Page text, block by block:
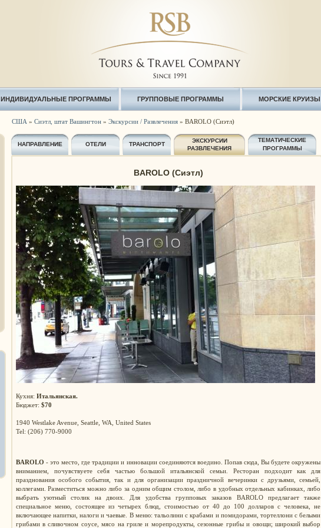
ИНДИВИДУАЛЬНЫЕ ПРОГРАММЫ ГРУППОВЫЕ ПРОГРАММЫ МОРСКИЕ КРУИЗЫ
США » Сиэтл, штат Вашингтон» Экскурсии / Развлечения» BAROLO (Сиэтл)
НАПРАВЛЕНИЕ ОТЕЛИ ТРАНСПОРТ
ЭКСКУРСИИ
РАЗВЛЕЧЕНИЯ
ТЕМАТИЧЕСКИЕ
ПРОГРАММЫ
BAROLO (Сиэтл)
Кухня: Итальянская.
Бюджет: $70
1940 Westlake Avenue, Seattle, WA, United States
Tel: (206) 770-9000
BAROLO - это место, где традиции и инновации соединяются воедино. Попав сюда, Вы будете окружены
вниманием, почувствуете себя частью большой итальянской семьи. Ресторан подходит как для
празднования особого события, так и для организации праздничной вечеринки с друзьями, семьей,
коллегами. Разместиться можно либо за одним общим столом, либо в удобных отдельных кабинках, либо
выбрать уютный столик на двоих. Для удобства групповых заказов BAROLO предлагает также
специальное меню, состоящее из четырех блюд, стоимостью от 40 до 100 долларов с человека, не
включающее напитки, налоги и чаевые. В меню: тальолини с крабами и помидорами, тортеллони с белыми
грибами в сливочном соусе, мясо на гриле и морепродукты, сезонные грибы и овощи; широкий выбор